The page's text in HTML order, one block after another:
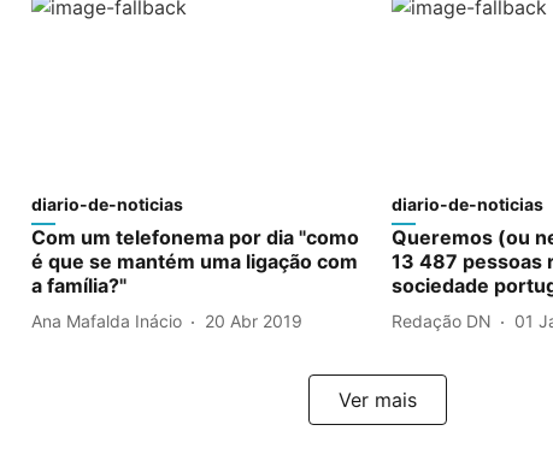
diario-de-noticias
Com um telefonema por dia "como
é que se mantém uma ligação com
a família?"
Ana Mafalda Inácio 20 Abr 2019
diario-de-noticias
Queremos (ou
13 487 pessoas
sociedade
Redação DN 01
Ver mais